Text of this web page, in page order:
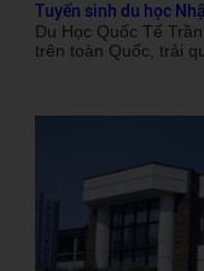
Tuyển sinh du học
Du Học Quốc Tế
trên toàn Quốc, trải
bổng Nhật Bản với